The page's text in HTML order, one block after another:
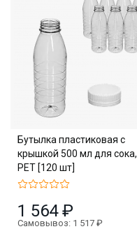
Бутылка пластиковая с
крышкой 500 мл для сока,
PET [120 шт]
1 564 ₽
Самовывоз: 1 517 ₽